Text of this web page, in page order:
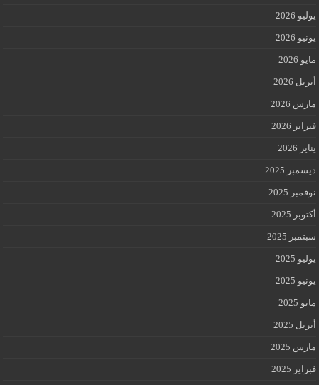
يوليو 2026
يونيو 2026
مايو 2026
أبريل 2026
مارس 2026
فبراير 2026
يناير 2026
ديسمبر 2025
نوفمبر 2025
أكتوبر 2025
سبتمبر 2025
يوليو 2025
يونيو 2025
مايو 2025
أبريل 2025
مارس 2025
فبراير 2025